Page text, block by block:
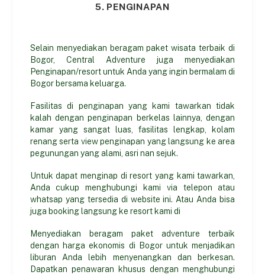
5. PENGINAPAN
Selain menyediakan beragam paket wisata terbaik di
Bogor, Central Adventure juga menyediakan
Penginapan/resort untuk Anda yang ingin bermalam di
Bogor bersama keluarga.
Fasilitas di penginapan yang kami tawarkan tidak
kalah dengan penginapan berkelas lainnya, dengan
kamar yang sangat luas, fasilitas lengkap, kolam
renang serta view penginapan yang langsung ke area
pegunungan yang alami, asri nan sejuk.
Untuk dapat menginap di resort yang kami tawarkan,
Anda cukup menghubungi kami via telepon atau
whatsap yang tersedia di website ini. Atau Anda bisa
juga booking langsung ke resort kami di
Menyediakan beragam paket adventure terbaik
dengan harga ekonomis di Bogor untuk menjadikan
liburan Anda lebih menyenangkan dan berkesan.
Dapatkan penawaran khusus dengan menghubungi